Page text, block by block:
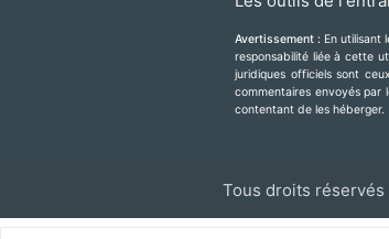
Avertissement : En utilisant
responsabilité liée à cette
juridiques officiels sont
commentaires envoyés par
contentant de les héberger.
Tous droits réservés